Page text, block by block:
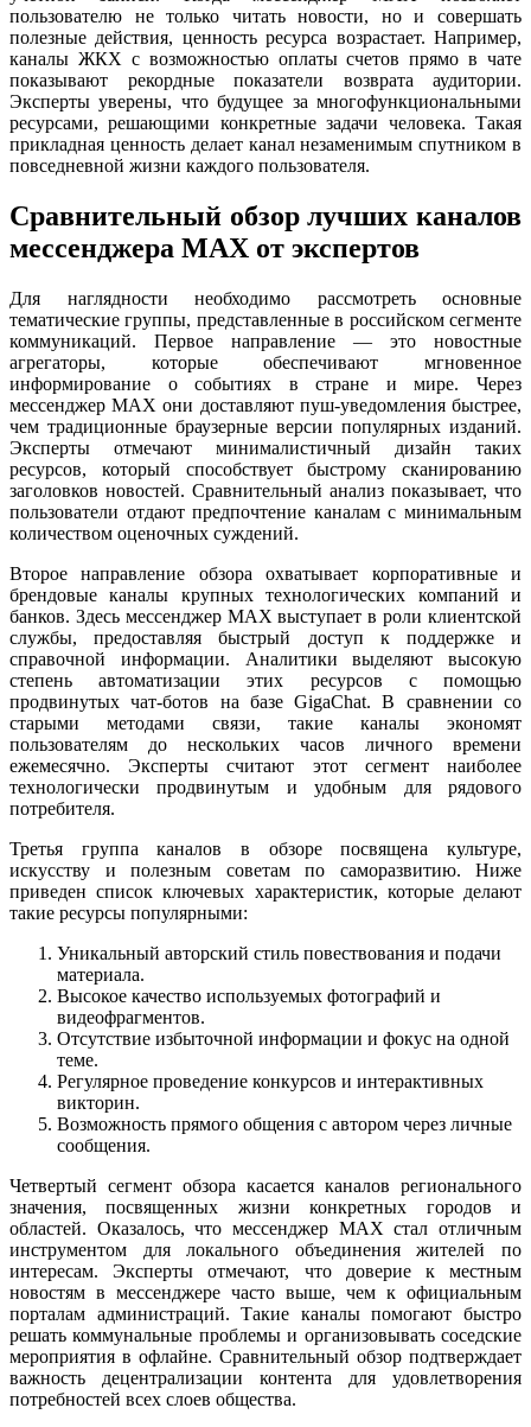
пользователю не только читать новости, но и совершать
полезные действия, ценность ресурса возрастает. Например,
каналы ЖКХ с возможностью оплаты счетов прямо в чате
показывают рекордные показатели возврата аудитории.
Эксперты уверены, что будущее за многофункциональными
ресурсами, решающими конкретные задачи человека. Такая
прикладная ценность делает канал незаменимым спутником в
повседневной жизни каждого пользователя.
Сравнительный обзор лучших каналов
мессенджера MAX от экспертов
Для наглядности необходимо рассмотреть основные
тематические группы, представленные в российском сегменте
коммуникаций. Первое направление — это новостные
агрегаторы, которые обеспечивают мгновенное
информирование о событиях в стране и мире. Через
мессенджер MAX они доставляют пуш-уведомления быстрее,
чем традиционные браузерные версии популярных изданий.
Эксперты отмечают минималистичный дизайн таких
ресурсов, который способствует быстрому сканированию
заголовков новостей. Сравнительный анализ показывает, что
пользователи отдают предпочтение каналам с минимальным
количеством оценочных суждений.
Второе направление обзора охватывает корпоративные и
брендовые каналы крупных технологических компаний и
банков. Здесь мессенджер MAX выступает в роли клиентской
службы, предоставляя быстрый доступ к поддержке и
справочной информации. Аналитики выделяют высокую
степень автоматизации этих ресурсов с помощью
продвинутых чат-ботов на базе GigaChat. В сравнении со
старыми методами связи, такие каналы экономят
пользователям до нескольких часов личного времени
ежемесячно. Эксперты считают этот сегмент наиболее
технологически продвинутым и удобным для рядового
потребителя.
Третья группа каналов в обзоре посвящена культуре,
искусству и полезным советам по саморазвитию. Ниже
приведен список ключевых характеристик, которые делают
такие ресурсы популярными:
Уникальный авторский стиль повествования и подачи
материала.
Высокое качество используемых фотографий и
видеофрагментов.
Отсутствие избыточной информации и фокус на одной
теме.
Регулярное проведение конкурсов и интерактивных
викторин.
Возможность прямого общения с автором через личные
сообщения.
Четвертый сегмент обзора касается каналов регионального
значения, посвященных жизни конкретных городов и
областей. Оказалось, что мессенджер MAX стал отличным
инструментом для локального объединения жителей по
интересам. Эксперты отмечают, что доверие к местным
новостям в мессенджере часто выше, чем к официальным
порталам администраций. Такие каналы помогают быстро
решать коммунальные проблемы и организовывать соседские
мероприятия в офлайне. Сравнительный обзор подтверждает
важность децентрализации контента для удовлетворения
потребностей всех слоев общества.